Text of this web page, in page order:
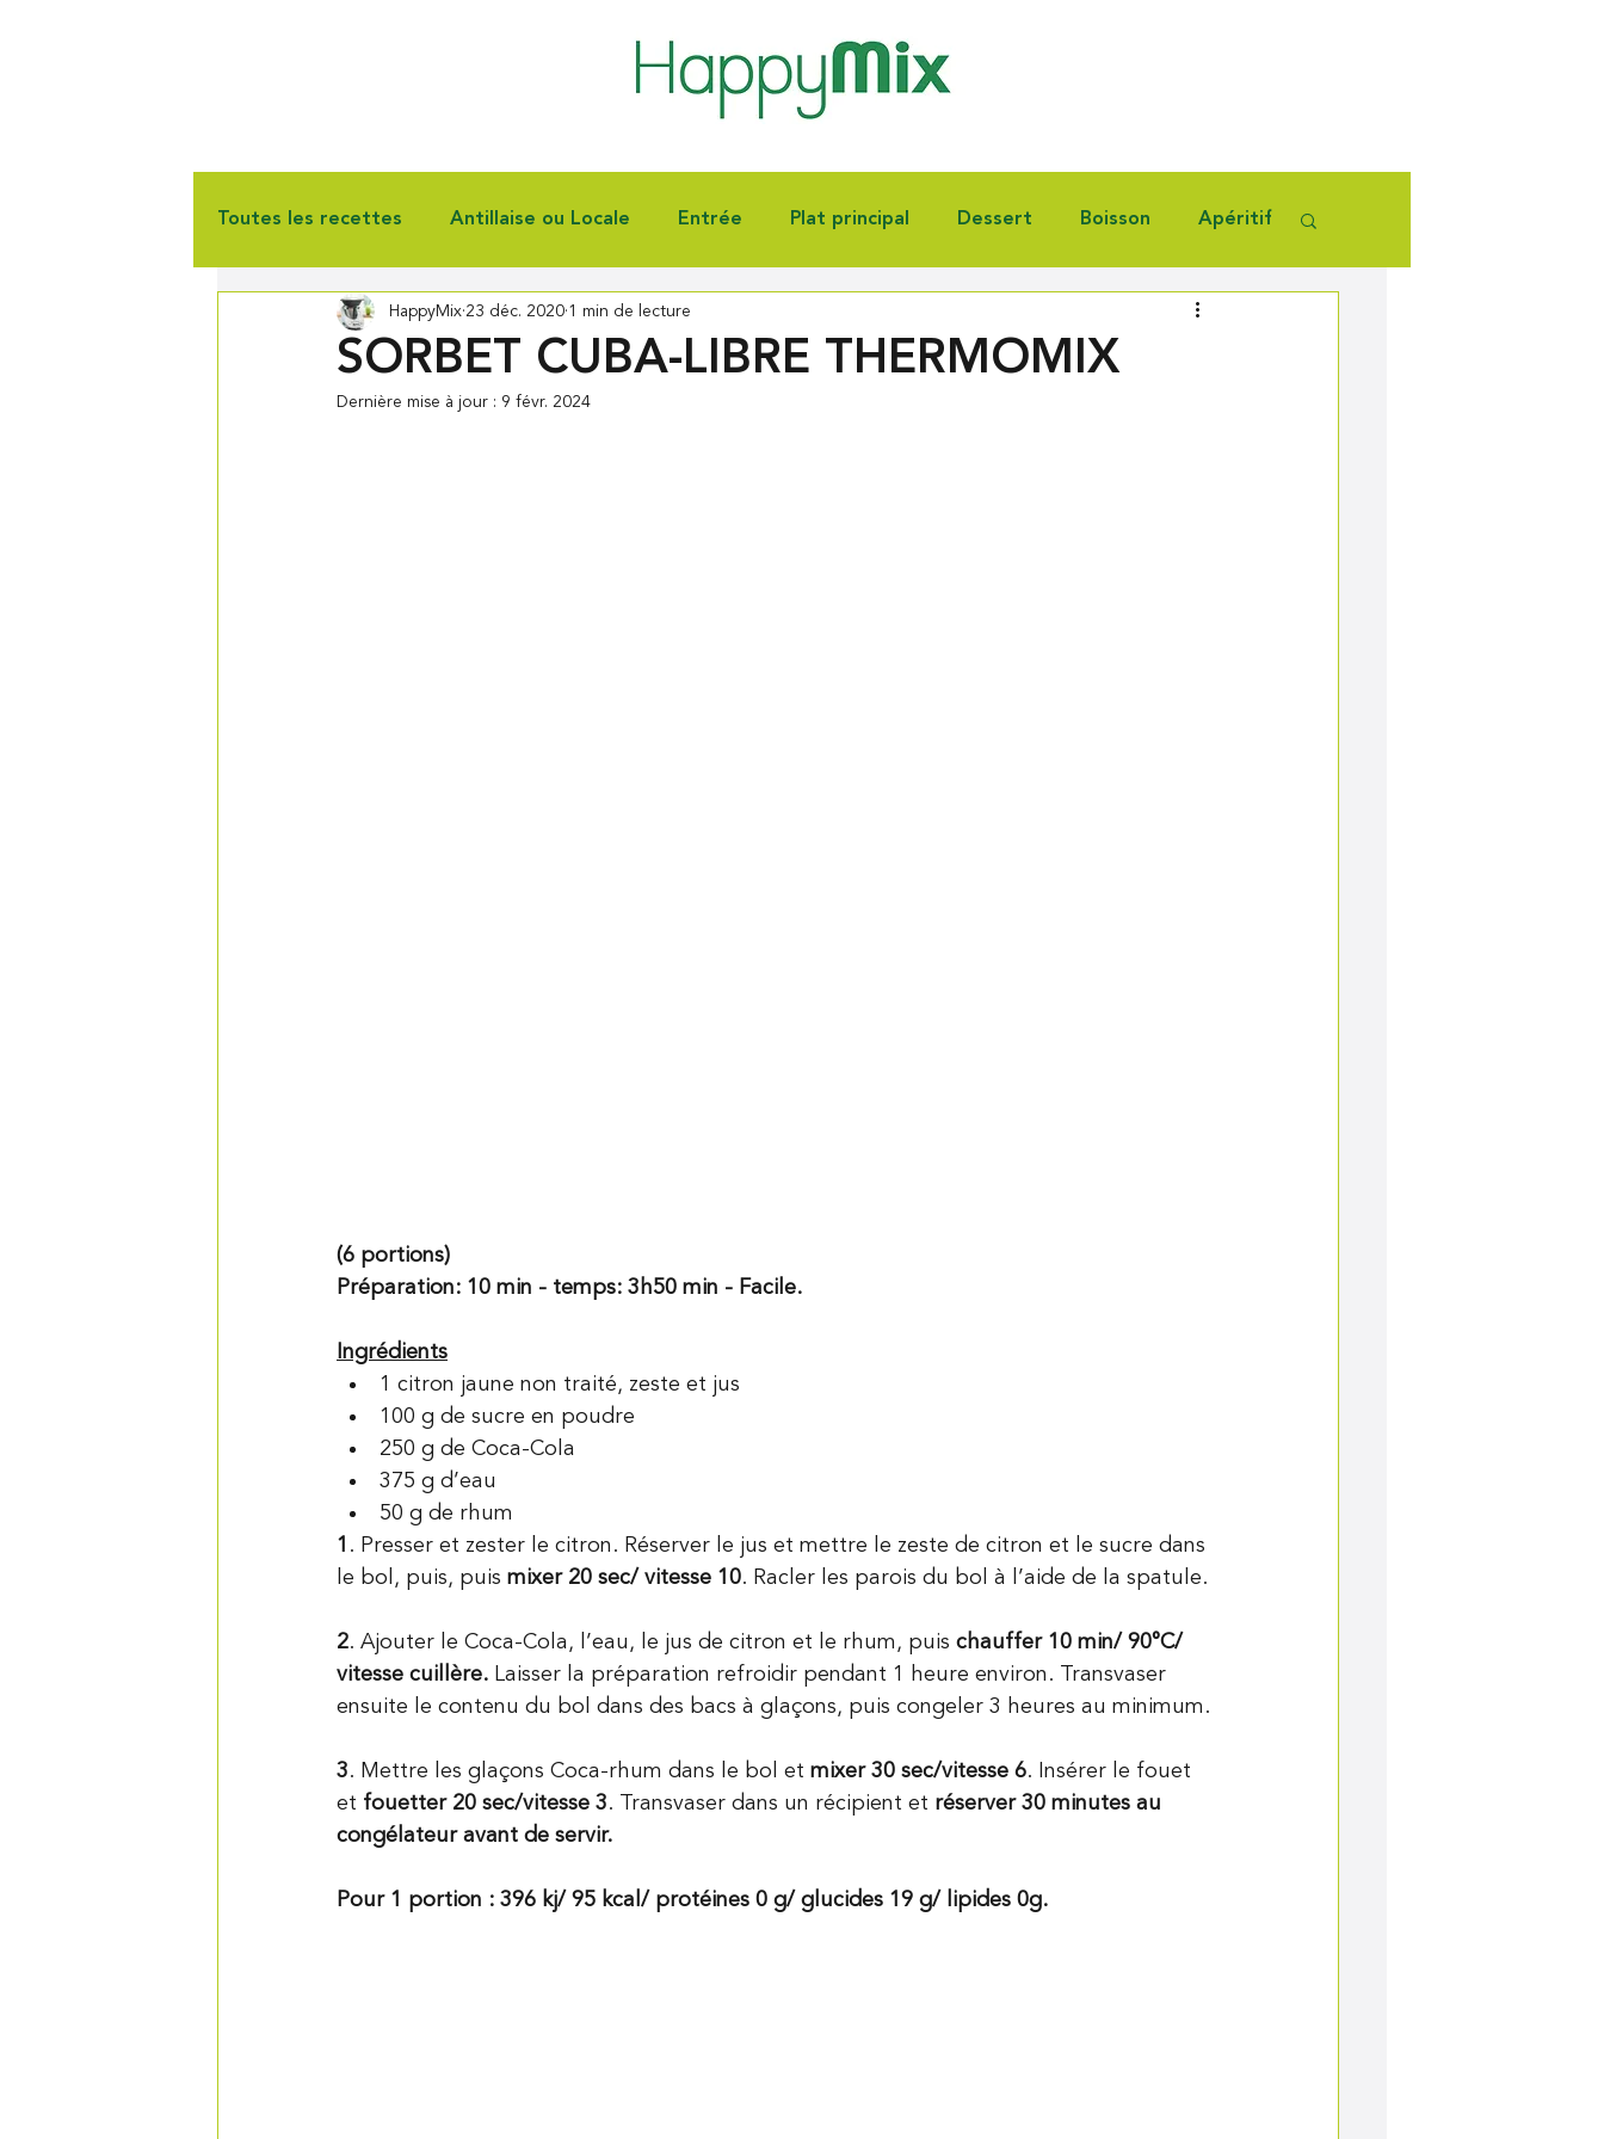
Toutes les recettes Antillaise ou Locale Entrée Plat principal Dessert Boisson Apéritif
Gourmandise Pain & Viennoiserie Fêtes
SORBET CUBA-LIBRE THERMOMIX
HappyMix 23 déc. 2020 1 min de lecture
Dernière mise à jour : 9 févr. 2024
(6 portions)
Préparation: 10 min - temps: 3h50 min - Facile.
Ingrédients
1 citron jaune non traité, zeste et jus
100 g de sucre en poudre
250 g de Coca-Cola
375 g d’eau
50 g de rhum
1 . Presser et zester le citron. Réserver le jus et mettre le zeste de citron et le sucre dans
le bol, puis, puis mixer 20 sec/ vitesse 10. Racler les parois du bol à l’aide de la spatule.
2. Ajouter le Coca-Cola, l’eau, le jus de citron et le rhum, puis chauffer 10 min/ 90°C/
vitesse cuillère. Laisser la préparation refroidir pendant 1 heure environ. Transvaser
ensuite le contenu du bol dans des bacs à glaçons, puis congeler 3 heures au minimum.
3. Mettre les glaçons Coca-rhum dans le bol et mixer 30 sec/vitesse 6. Insérer le fouet
et fouetter 20 sec/vitesse 3. Transvaser dans un récipient et réserver 30 minutes au
congélateur avant de servir.
Pour 1 portion : 396 kj/ 95 kcal/ protéines 0 g/ glucides 19 g/ lipides 0g.